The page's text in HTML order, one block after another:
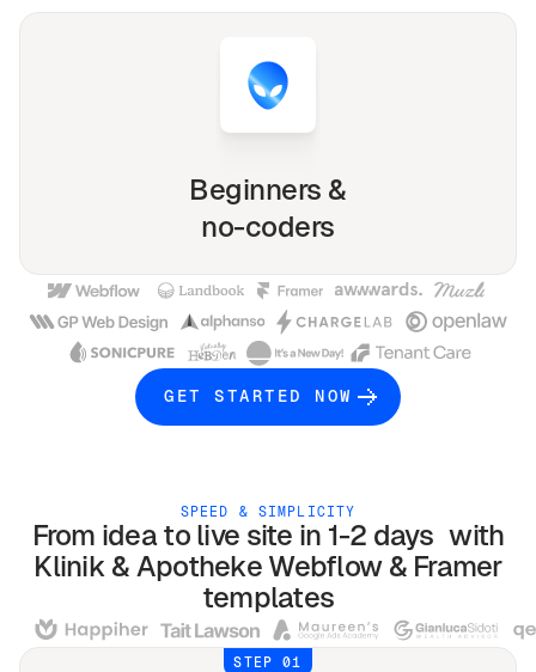
Beginners &
no-coders
GET STARTED NOW
SPEED & SIMPLICITY
From idea to live site in 1-2 days with
Klinik & ApothekeWebflow & Framer
templates
STEP 01